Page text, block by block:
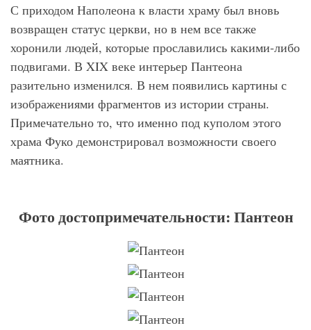
С приходом Наполеона к власти храму был вновь
возвращен статус церкви, но в нем все также
хоронили людей, которые прославились какими-либо
подвигами. В XIX веке интерьер Пантеона
разительно изменился. В нем появились картины с
изображениями фрагментов из истории страны.
Примечательно то, что именно под куполом этого
храма Фуко демонстрировал возможности своего
маятника.
Фото достопримечательности: Пантеон